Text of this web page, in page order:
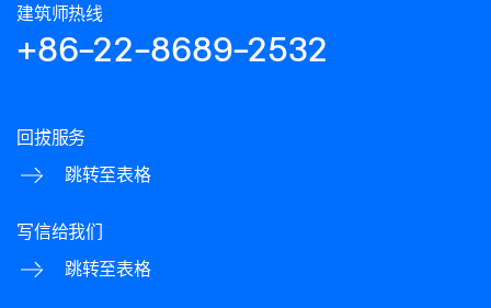
建筑师热线
+86-22-8689-2532
回拔服务
跳转至表格
写信给我们
跳转至表格